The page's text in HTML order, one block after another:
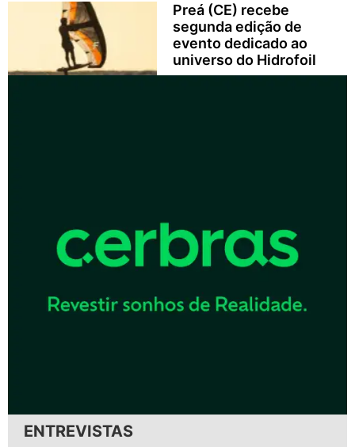
Preá (CE) recebe
segunda edição de
evento dedicado ao
universo do Hidrofoil
ENTREVISTAS